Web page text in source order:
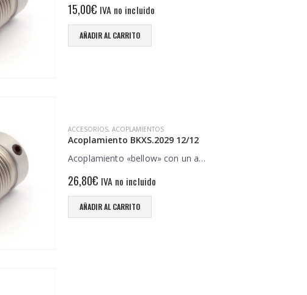
15,00€ IVA no incluido
AÑADIR AL CARRITO
ACCESORIOS, ACOPLAMIENTOS
Acoplamiento BKXS.2029 12/12
Acoplamiento «bellow» con un a…
26,80€ IVA no incluido
AÑADIR AL CARRITO